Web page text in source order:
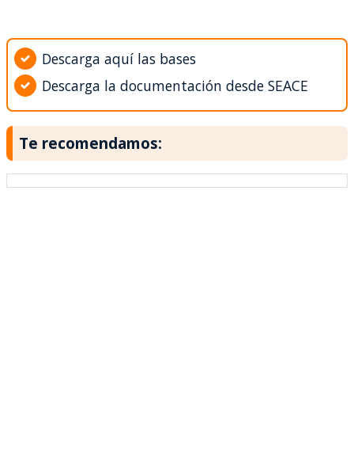
Descarga aquí las bases
Descarga la documentación desde SEACE
Te recomendamos: